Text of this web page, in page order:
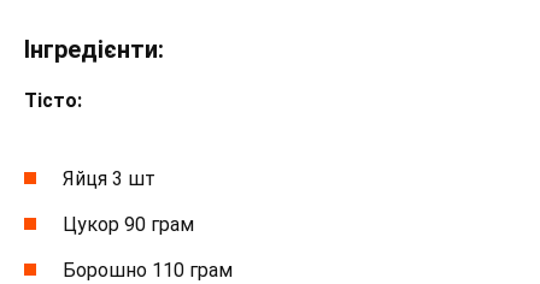
Інгредієнти:
Тісто:
Яйця 3 шт
Цукор 90 грам
Борошно 110 грам